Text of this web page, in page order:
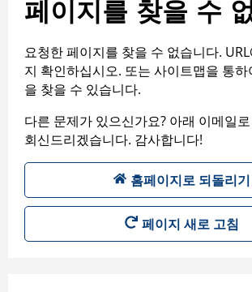
페이지를 찾을 수
요청한 페이지를 찾을 수 없습니다.
지 확인하십시오. 또는 사이트맵을 통
을 찾을 수 있습니다.
다른 문제가 있으신가요? 아래 이메일
회신드리겠습니다. 감사합니다!
홈페이지로 되돌리기
페이지 새로 고침